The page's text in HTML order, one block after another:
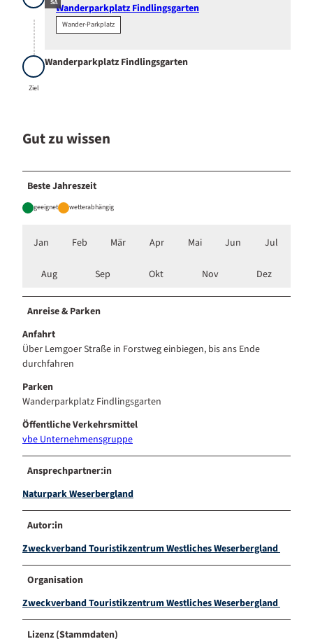
SAWanderparkplatz Findlingsgarten
Wander-Parkplatz
Ziel
Ziel
Wanderparkplatz Findlingsgarten
Gut zu wissen
Beste Jahreszeit
geeignet wetterabhängig
Jan Feb Mär Apr Mai Jun Jul
Aug Sep Okt Nov Dez
Anreise & Parken
Anfahrt
Über Lemgoer Straße in Forstweg einbiegen, bis ans Ende
durchfahren
Parken
Wanderparkplatz Findlingsgarten
Öffentliche Verkehrsmittel
vbe Unternehmensgruppe
Ansprechpartner:in
Naturpark Weserbergland
Autor:in
Zweckverband Touristikzentrum Westliches Weserbergland
Organisation
Zweckverband Touristikzentrum Westliches Weserbergland
Lizenz (Stammdaten)